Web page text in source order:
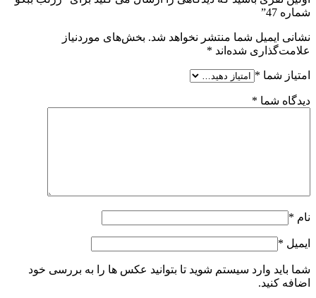
شماره 47”
نشانی ایمیل شما منتشر نخواهد شد. بخش‌های موردنیاز
علامت‌گذاری شده‌اند *
امتیاز شما *
دیدگاه شما *
نام *
ایمیل *
شما باید وارد سیستم شوید تا بتوانید عکس ها را به بررسی خود
اضافه کنید.